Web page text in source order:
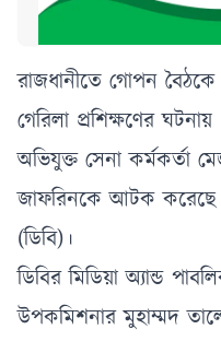
রাজধানীতে গোপন
গেরিলা প্রশিক্ষণের
অভিযুক্ত সেনা কর্মকর্তা
জাফরিনকে আটক করেছে
(ডিবি)।
ডিবির মিডিয়া অ্যান্ড
উপকমিশনার মুহাম্মদ